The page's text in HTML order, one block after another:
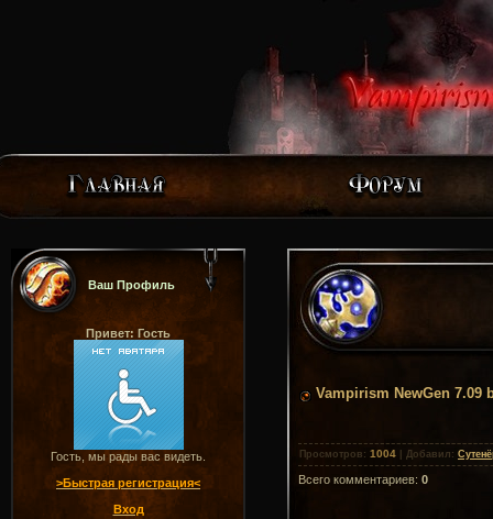
Ваш Профиль
Привет: Гость
Гость, мы рады вас видеть.
>Быстрая регистрация<
Вход
Vampirism NewGen 7.09
Просмотров : 1004 Добавил :
Всего комментариев: 0